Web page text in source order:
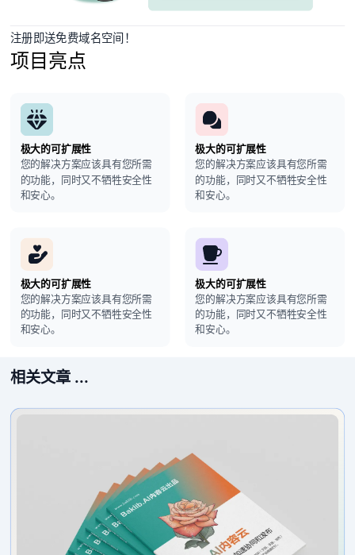
注册即送免费域名空间！
项目亮点
极大的可扩展性
您的解决方案应该具有您所需
的功能，同时又不牺牲安全性
和安心。
极大的可扩展性
您的解决方案应该具有您所需
的功能，同时又不牺牲安全性
和安心。
极大的可扩展性
您的解决方案应该具有您所需
的功能，同时又不牺牲安全性
和安心。
极大的可扩展性
您的解决方案应该具有您所需
的功能，同时又不牺牲安全性
和安心。
相关文章 ...